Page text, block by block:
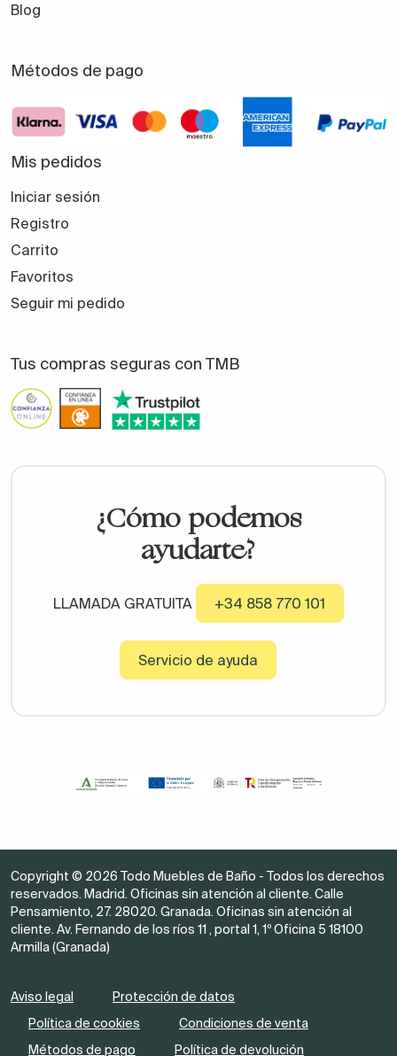
Blog
Métodos de pago
Mis pedidos
Iniciar sesión
Registro
Carrito
Favoritos
Seguir mi pedido
Tus compras seguras con TMB
¿Cómo podemos
ayudarte?
LLAMADA GRATUITA +34 858 770 101
Servicio de ayuda
Copyright © 2026 Todo Muebles de Baño - Todos los derechos
reservados. Madrid. Oficinas sin atención al cliente. Calle
Pensamiento, 27. 28020. Granada. Oficinas sin atención al
cliente. Av. Fernando de los ríos 11 , portal 1, 1º Oficina 5 18100
Armilla (Granada)
Aviso legal
Protección de datos
Política de cookies
Condiciones de venta
Métodos de pago
Política de devolución